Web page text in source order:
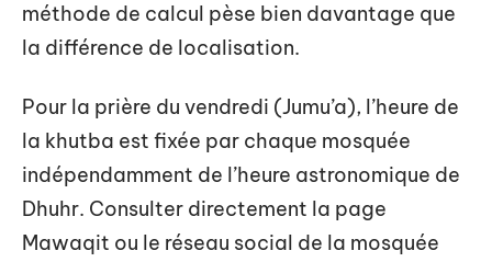
méthode de calcul pèse bien davantage que
la différence de localisation.
Pour la prière du vendredi (Jumu’a), l’heure de
la khutba est fixée par chaque mosquée
indépendamment de l’heure astronomique de
Dhuhr. Consulter directement la page
Mawaqit ou le réseau social de la mosquée